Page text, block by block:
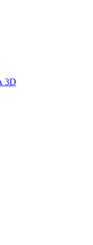
3D